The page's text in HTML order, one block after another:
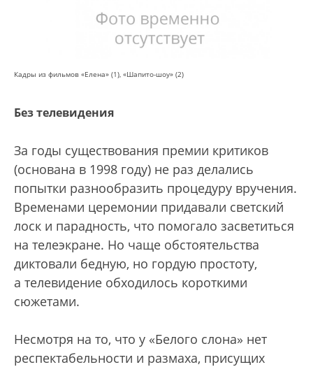
Кадры из фильмов «Елена» (1), «Шапито-шоу» (2)
Без телевидения
За годы существования премии критиков
(основана в 1998 году) не раз делались
попытки разнообразить процедуру вручения.
Временами церемонии придавали светский
лоск и парадность, что помогало засветиться
на телеэкране. Но чаще обстоятельства
диктовали бедную, но гордую простоту,
а телевидение обходилось короткими
сюжетами.
Несмотря на то, что у «Белого слона» нет
респектабельности и размаха, присущих